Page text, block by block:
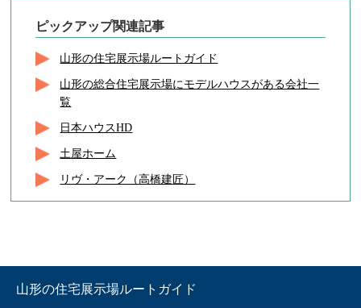
ピックアップ関連記事
山形の住宅展示場ルートガイド
山形の総合住宅展示場にモデルハウスがある会社一
覧
日本ハウスHD
土屋ホーム
リヴ・アーク（高橋建匠）
山形の住宅展示場ルートガイド